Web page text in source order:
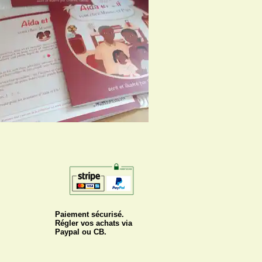
Paiement sécurisé.
Régler vos achats via
Paypal ou CB.